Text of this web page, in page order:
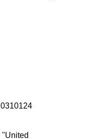
"United